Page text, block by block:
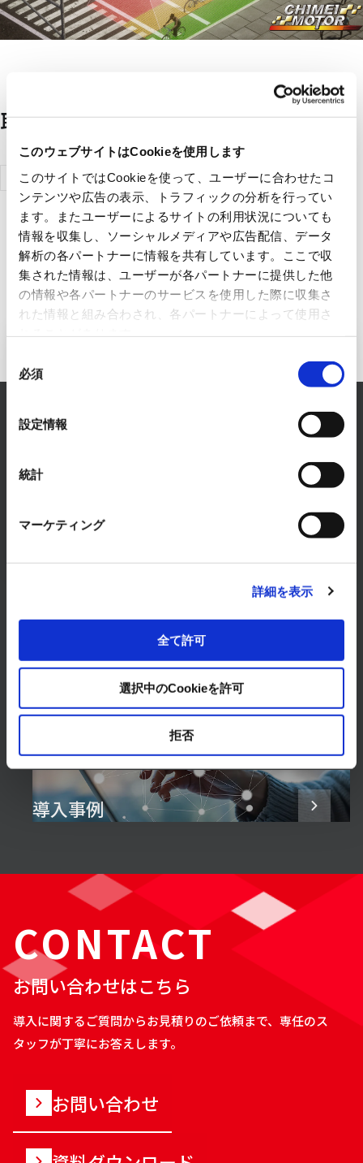
このウェブサイトはCookieを使用します
このサイトではCookieを使って、ユーザーに合わせたコ
ンテンツや広告の表示、トラフィックの分析を行ってい
ます。またユーザーによるサイトの利用状況についても
情報を収集し、ソーシャルメディアや広告配信、データ
解析の各パートナーに情報を共有しています。ここで収
集された情報は、ユーザーが各パートナーに提供した他
の情報や各パートナーのサービスを使用した際に収集さ
れた情報と組み合わされ、各パートナーによって使用さ
必須
設定情報
統計
マーケティング
詳細を表示
全て許可
選択中のCookieを許可
拒否
取扱メーカー一覧
奇美車電股
份有限公司
エレクトロニクス事業へのお問い
合わせ
RYODENでは、エレクトロニクス事業に関するあら
まずは、お気軽にご相談ください。
製品・サービス
導入事例
CONTACT
お問い合わせはこちら
導入に関するご質問からお見積りのご依頼まで、専任のス
タッフが丁寧にお答えします。
お問い合わせ